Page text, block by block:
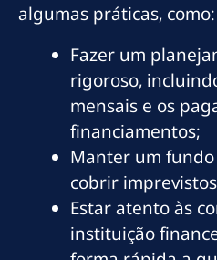
algumas práticas, como:
Fazer um
rigoroso,
mensais e os
financiamentos;
Manter um
cobrir
Estar atento às
instituição